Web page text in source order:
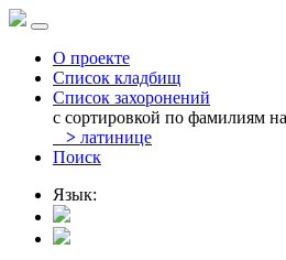
О проекте
Список кладбищ
Список захоронений
с сортировкой по фамилиям на
> латинице
Поиск
Язык: